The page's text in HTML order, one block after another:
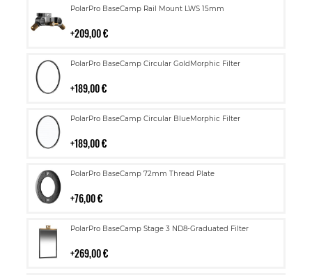
PolarPro BaseCamp Rail Mount LWS 15mm
209,00 €
Lisää
PolarPro BaseCamp Circular GoldMorphic Filter
189,00 €
Lisää
PolarPro BaseCamp Circular BlueMorphic Filter
189,00 €
Lisää
PolarPro BaseCamp 72mm Thread Plate
76,00 €
Lisää
PolarPro BaseCamp Stage 3 ND8-Graduated Filter
269,00 €
Lisää